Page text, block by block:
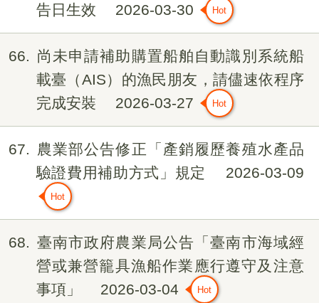
告日生效
2026-03-30
66
尚未申請補助購置船舶自動識別系統船
載臺（AIS）的漁民朋友，請儘速依程序
完成安裝
2026-03-27
67
農業部公告修正「產銷履歷養殖水產品
驗證費用補助方式」規定
2026-03-09
68
臺南市政府農業局公告「臺南市海域經
營或兼營籠具漁船作業應行遵守及注意
事項」
2026-03-04